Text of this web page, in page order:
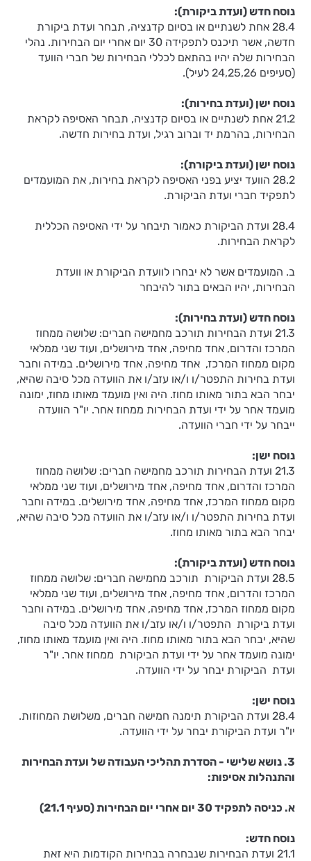
נוסח חדש (ועדת ביקורת):
28.4 אחת לשנתיים או בסיום קדנציה, תבחר ועדת ביקורת
חדשה, אשר תיכנס לתפקידה 30 יום אחרי יום הבחירות. נהלי
הבחירות שלה יהיו בהתאם לכללי הבחירות של חברי הוועד
(סעיפים 24,25,26 לעיל).
נוסח ישן (ועדת בחירות):
21.2 אחת לשנתיים או בסיום קדנציה, תבחר האסיפה לקראת
הבחירות, בהרמת יד וברוב רגיל, ועדת בחירות חדשה.
נוסח ישן (ועדת ביקורת):
28.2 הוועד יציע בפני האסיפה לקראת בחירות, את המועמדים
לתפקיד חברי ועדת הביקורת.
28.4 ועדת הביקורת כאמור תיבחר על ידי האסיפה הכללית
לקראת הבחירות.
ב. המועמדים אשר לא יבחרו לוועדת הביקורת או וועדת
הבחירות, יהיו הבאים בתור להיבחר
נוסח חדש (ועדת בחירות):
21.3 ועדת הבחירות תורכב מחמישה חברים: שלושה ממחוז
המרכז והדרום, אחד מחיפה, אחד מירושלים, ועוד שני ממלאי
מקום ממחוז המרכז, אחד מחיפה, אחד מירושלים. במידה וחבר
ועדת בחירות התפטר/ו ו/או עזב/ו את הוועדה מכל סיבה שהיא,
יבחר הבא בתור מאותו מחוז. היה ואין מועמד מאותו מחוז, ימונה
מועמד אחר על ידי ועדת הבחירות ממחוז אחר. יו"ר הוועדה
ייבחר על ידי חברי הוועדה.
נוסח ישן:
21.3 ועדת הבחירות תורכב מחמישה חברים: שלושה ממחוז
המרכז והדרום, אחד מחיפה, אחד מירושלים, ועוד שני ממלאי
מקום ממחוז המרכז, אחד מחיפה, אחד מירושלים. במידה וחבר
ועדת בחירות התפטר/ו ו/או עזב/ו את הוועדה מכל סיבה שהיא,
יבחר הבא בתור מאותו מחוז.
נוסח חדש (ועדת ביקורת):
28.5 ועדת הביקורת תורכב מחמישה חברים: שלושה ממחוז
המרכז והדרום, אחד מחיפה, אחד מירושלים, ועוד שני ממלאי
מקום ממחוז המרכז, אחד מחיפה, אחד מירושלים. במידה וחבר
ועדת ביקורת התפטר/ו ו/או עזב/ו את הוועדה מכל סיבה
שהיא, יבחר הבא בתור מאותו מחוז. היה ואין מועמד מאותו מחוז,
ימונה מועמד אחר על ידי ועדת הביקורת ממחוז אחר. יו"ר
ועדת הביקורת יבחר על ידי הוועדה.
נוסח ישן:
28.4 ועדת הביקורת תימנה חמישה חברים, משלושת המחוזות.
יו"ר ועדת הביקורת יבחר על ידי הוועדה.
3. נושא שלישי - הסדרת תהליכי העבודה של ועדת הבחירות
והתנהלות אסיפות:
א. כניסה לתפקיד 30 יום אחרי יום הבחירות (סעיף 21.1)
נוסח חדש:
21.1 ועדת הבחירות שנבחרה בבחירות הקודמות היא זאת